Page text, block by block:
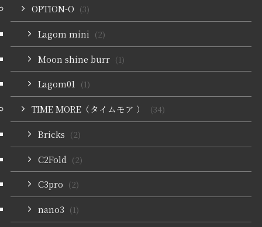
OPTION-O (3)
Lagom mini (2)
Moon shine burr (1)
Lagom01 (1)
TIME MORE（タイムモア ） (34)
Bricks (2)
C2Fold (2)
C3pro (2)
nano3 (1)